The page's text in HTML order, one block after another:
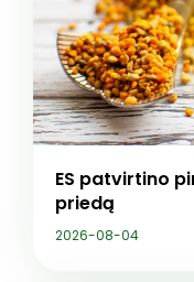
ES patvirtino
priedą
2026-08-04